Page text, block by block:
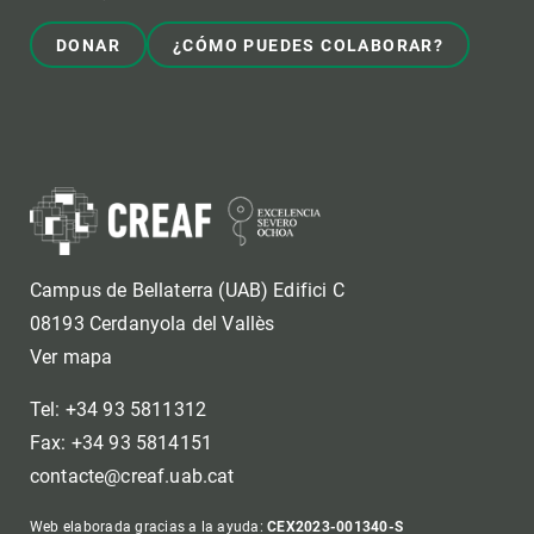
DONAR ¿CÓMO PUEDES COLABORAR?
Campus de Bellaterra (UAB) Edifici C
08193 Cerdanyola del Vallès
Ver mapa
Tel: +34 93 5811312
Fax: +34 93 5814151
contacte@creaf.uab.cat
Web elaborada gracias a la ayuda:CEX2023-001340-S